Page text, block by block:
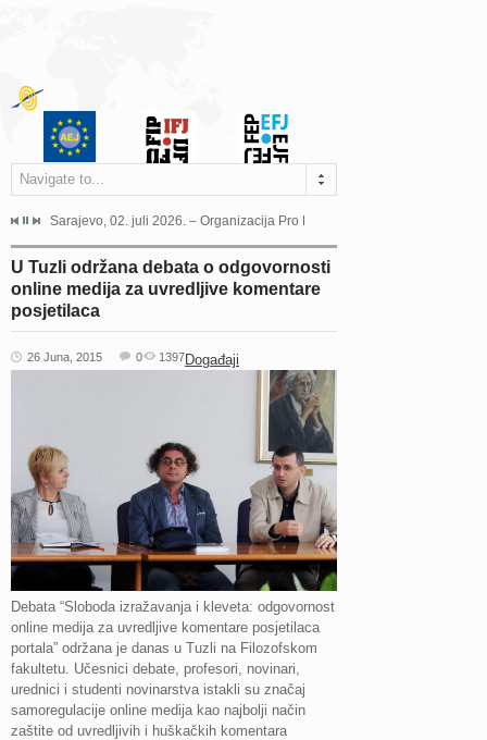
Navigate to...
Grada Sarajeva povodom Dana Sarajeva dugogodišnjoj...
Sarajevo, 02. juli 2026. – Organizacija Pro Educa juče je uspješno
U Tuzli održana debata o odgovornosti
online medija za uvredljive komentare
posjetilaca
26 Juna, 2015 Događaji
0 1397
Debata “Sloboda izražavanja i kleveta: odgovornost
online medija za uvredljive komentare posjetilaca
portala” održana je danas u Tuzli na Filozofskom
fakultetu. Učesnici debate, profesori, novinari,
urednici i studenti novinarstva istakli su značaj
samoregulacije online medija kao najbolji način
zaštite od uvredljivih i huškačkih komentara